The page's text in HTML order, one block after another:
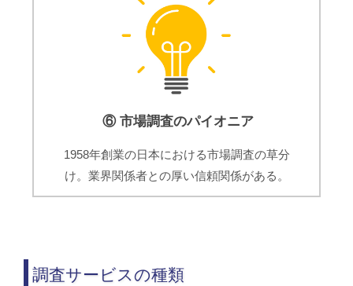
⑥ 市場調査のパイオニア
1958年創業の日本における市場調査の草分
け。業界関係者との厚い信頼関係がある。
調査サービスの種類